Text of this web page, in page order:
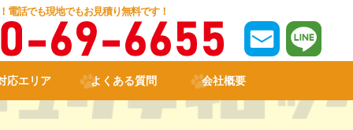
電話でも現地でもお見積り無料です！
応エリア よくある質問 会社概要